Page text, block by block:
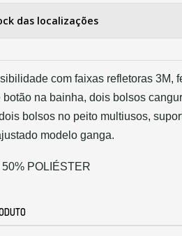
das localizações
com faixas refletoras 3M,
botão na bainha, dois bolsos
bolsos no peito multiusos,
modelo ganga.
POLIÉSTER